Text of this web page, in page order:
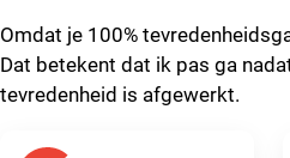
Omdat je 100%
Dat betekent dat ik pas ga
tevredenheid is afgewerkt.